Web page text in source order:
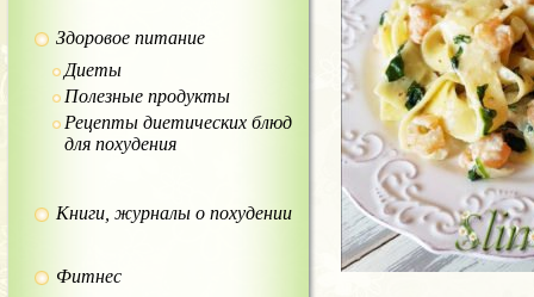
Здоровое питание
Диеты
Полезные продукты
Рецепты диетических блюд
для похудения
Книги, журналы о похудении
Фитнес